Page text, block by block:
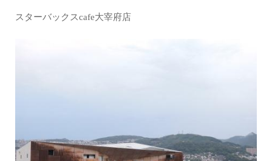
スターバックスcafe大宰府店